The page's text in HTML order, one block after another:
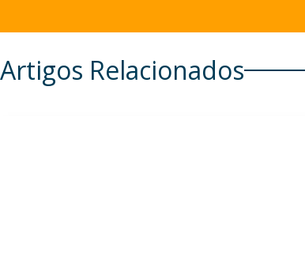
Artigos Relacionados